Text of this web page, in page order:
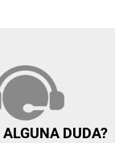
DUDA?